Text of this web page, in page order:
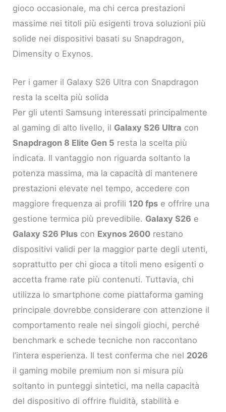
gioco occasionale, ma chi cerca prestazioni
massime nei titoli più esigenti trova soluzioni più
solide nei dispositivi basati su Snapdragon,
Dimensity o Exynos.
Per i gamer il Galaxy S26 Ultra con Snapdragon
resta la scelta più solida
Per gli utenti Samsung interessati principalmente
al gaming di alto livello, il Galaxy S26 Ultra con
Snapdragon 8 Elite Gen 5 resta la scelta più
indicata. Il vantaggio non riguarda soltanto la
potenza massima, ma la capacità di mantenere
prestazioni elevate nel tempo, accedere con
maggiore frequenza ai profili 120 fps e offrire una
gestione termica più prevedibile. Galaxy S26 e
Galaxy S26 Plus con Exynos 2600 restano
dispositivi validi per la maggior parte degli utenti,
soprattutto per chi gioca a titoli meno esigenti o
accetta frame rate più contenuti. Tuttavia, chi
utilizza lo smartphone come piattaforma gaming
principale dovrebbe considerare con attenzione il
comportamento reale nei singoli giochi, perché
benchmark e schede tecniche non raccontano
l’intera esperienza. Il test conferma che nel 2026
il gaming mobile premium non si misura più
soltanto in punteggi sintetici, ma nella capacità
del dispositivo di offrire fluidità, stabilità e